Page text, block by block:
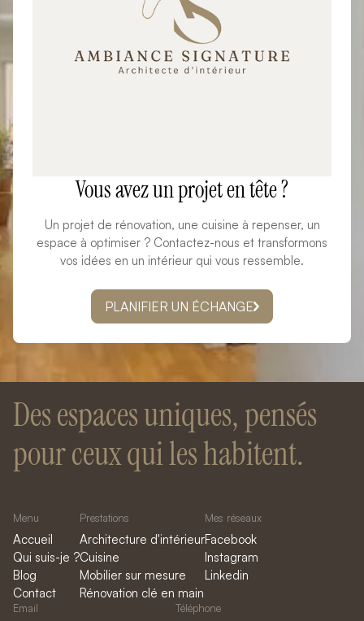
Vous avez un projet en tête ?
Un projet de rénovation, une cuisine à repenser, un
espace à optimiser ? Contactez-nous et transformons
vos idées en un intérieur qui vous ressemble.
PLANIFIER UN ÉCHANGE
Des espaces uniques, pensés
pour ceux qui les habitent.
Menu
Accueil
Qui suis-je ?
Blog
Contact
Prestations
Architecture d'intérieur
Cuisine
Mobilier sur mesure
Rénovation clé en main
Mes réseaux
Facebook
Instagram
Linkedin
Email Téléphone